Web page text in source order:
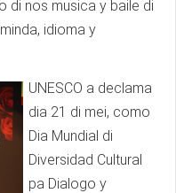
di nos musica y baile di
idioma y
UNESCO a declama
dia 21 di mei, como
Dia Mundial di
Diversidad Cultural
pa Dialogo y